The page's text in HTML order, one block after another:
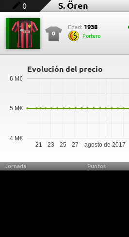
0 S. Ören
0
Edad: 1938
Portero
Evolución del precio
agosto de 2017
21 23 25 27
4 M€
5 M€
6 M€
Jornada Puntos